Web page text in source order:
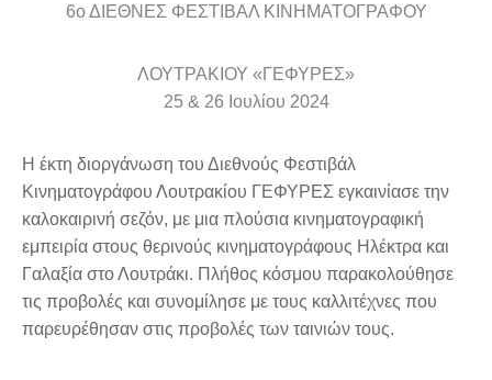
6ο ΔΙΕΘΝΕΣ ΦΕΣΤΙΒΑΛ ΚΙΝΗΜΑΤΟΓΡΑΦΟΥ
ΛΟΥΤΡΑΚΙΟΥ «ΓΕΦΥΡΕΣ»
25 & 26 Ιουλίου 2024
Η έκτη διοργάνωση του Διεθνούς Φεστιβάλ
Κινηματογράφου Λουτρακίου ΓΕΦΥΡΕΣ εγκαινίασε την
καλοκαιρινή σεζόν, με μια πλούσια κινηματογραφική
εμπειρία στους θερινούς κινηματογράφους Ηλέκτρα και
Γαλαξία στο Λουτράκι. Πλήθος κόσμου παρακολούθησε
τις προβολές και συνομίλησε με τους καλλιτέχνες που
παρευρέθησαν στις προβολές των ταινιών τους.